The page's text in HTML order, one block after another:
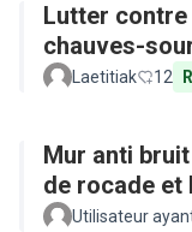
Lutter
chauves-
Laetitiak 12
Mur anti
de rocade et
Utilisateur